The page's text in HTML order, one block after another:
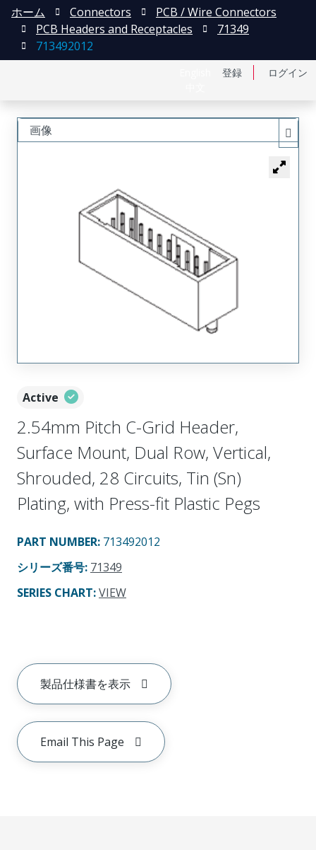
登録 ログイン
ホーム Connectors
PCB / Wire Connectors
PCB Headers and Receptacles
71349
713492012
Active
2.54mm Pitch C-Grid Header,
Surface Mount, Dual Row, Vertical,
Shrouded, 28 Circuits, Tin (Sn)
Plating, with Press-fit Plastic Pegs
PART NUMBER: 713492012
シリーズ番号: 71349
SERIES CHART:VIEW
製品仕様書を表示
Email This Page
画像